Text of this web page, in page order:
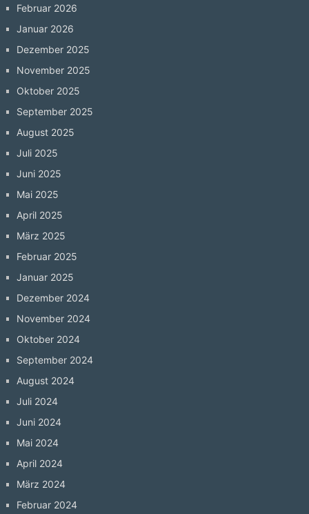
Februar 2026
Januar 2026
Dezember 2025
November 2025
Oktober 2025
September 2025
August 2025
Juli 2025
Juni 2025
Mai 2025
April 2025
März 2025
Februar 2025
Januar 2025
Dezember 2024
November 2024
Oktober 2024
September 2024
August 2024
Juli 2024
Juni 2024
Mai 2024
April 2024
März 2024
Februar 2024